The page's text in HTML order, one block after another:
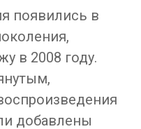
появились в
в 2008 году.
добавлены